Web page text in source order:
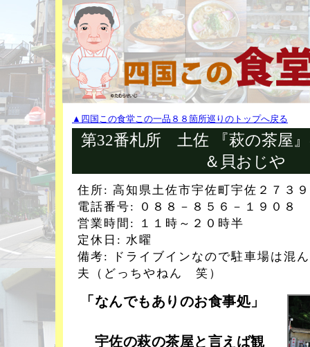
▲四国この食堂この一品８８箇所巡りのトップへ戻る
第32番札所 土佐 『萩の茶屋
＆貝おじや
住所: 高知県土佐市宇佐町宇佐２７３９
電話番号: ０８８－８５６－１９０８
営業時間: １１時～２０時半
定休日: 水曜
備考: ドライブインなので駐車場は混
夫（どっちやねん 笑）
「なんでもありのお食事処」
宇佐の萩の茶屋と言えば観